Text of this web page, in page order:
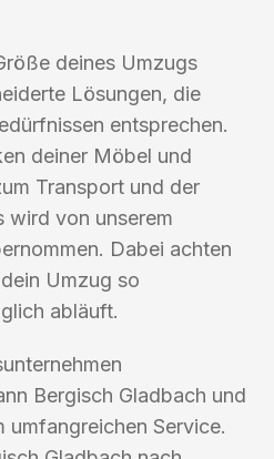
deines Umzugs
Lösungen, die
entsprechen.
deiner Möbel und
Transport und der
wird von unserem
Dabei achten
Umzug so
abläuft.
Bergisch Gladbach und
umfangreichen Service.